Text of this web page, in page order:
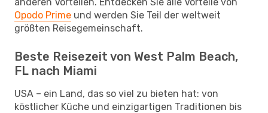
Opodo Prime und werden Sie Teil der weltweit
größten Reisegemeinschaft.
Beste Reisezeit von West Palm Beach,
FL nach Miami
USA – ein Land, das so viel zu bieten hat: von
köstlicher Küche und einzigartigen Traditionen bis